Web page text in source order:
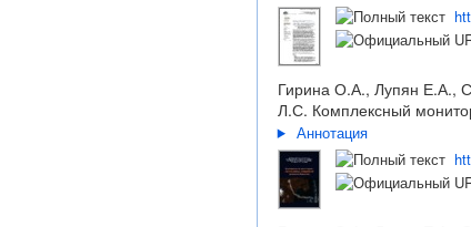
Гирина О.А., Лупян Е.А.,
Л.С. Комплексный
Аннотация